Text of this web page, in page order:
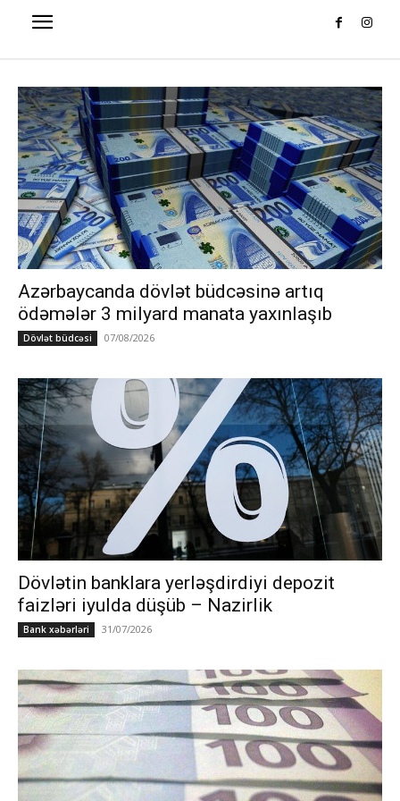
Azərbaycanda dövlət büdcəsinə artıq
ödəmələr 3 milyard manata yaxınlaşıb
Dövlət büdcəsi 07/08/2026
Dövlətin banklara yerləşdirdiyi depozit
faizləri iyulda düşüb – Nazirlik
Bank xəbərləri 31/07/2026